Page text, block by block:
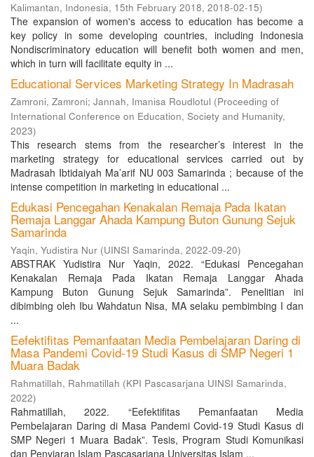
Kalimantan, Indonesia, 15th February 2018, 2018-02-15)
The expansion of women's access to education has become a
key policy in some developing countries, including Indonesia
Nondiscriminatory education will benefit both women and men,
which in turn will facilitate equity in ...
Educational Services Marketing Strategy In Madrasah
Zamroni, Zamroni; Jannah, Imanisa Roudlotul (Proceeding of
International Conference on Education, Society and Humanity,
2023)
This research stems from the researcher’s interest in the
marketing strategy for educational services carried out by
Madrasah Ibtidaiyah Ma’arif NU 003 Samarinda ; because of the
intense competition in marketing in educational ...
Edukasi Pencegahan Kenakalan Remaja Pada Ikatan
Remaja Langgar Ahada Kampung Buton Gunung Sejuk
Samarinda
Yaqin, Yudistira Nur (UINSI Samarinda, 2022-09-20)
ABSTRAK Yudistira Nur Yaqin, 2022. “Edukasi Pencegahan
Kenakalan Remaja Pada Ikatan Remaja Langgar Ahada
Kampung Buton Gunung Sejuk Samarinda”. Penelitian ini
dibimbing oleh Ibu Wahdatun Nisa, MA selaku pembimbing I dan
...
Eefektifitas Pemanfaatan Media Pembelajaran Daring di
Masa Pandemi Covid-19 Studi Kasus di SMP Negeri 1
Muara Badak
Rahmatillah, Rahmatillah (KPI Pascasarjana UINSI Samarinda,
2022)
Rahmatillah, 2022. “Eefektifitas Pemanfaatan Media
Pembelajaran Daring di Masa Pandemi Covid-19 Studi Kasus di
SMP Negeri 1 Muara Badak”. Tesis, Program Studi Komunikasi
dan Penyiaran Islam Pascasarjana Universitas Islam ...